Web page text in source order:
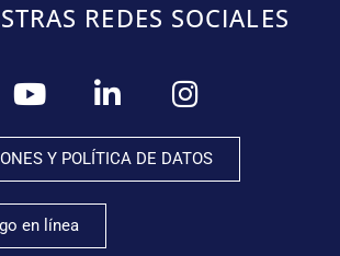
REDES SOCIALES
Y POLÍTICA DE DATOS
en línea